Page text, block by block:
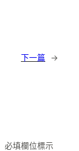
下一篇 →
必填欄位標示